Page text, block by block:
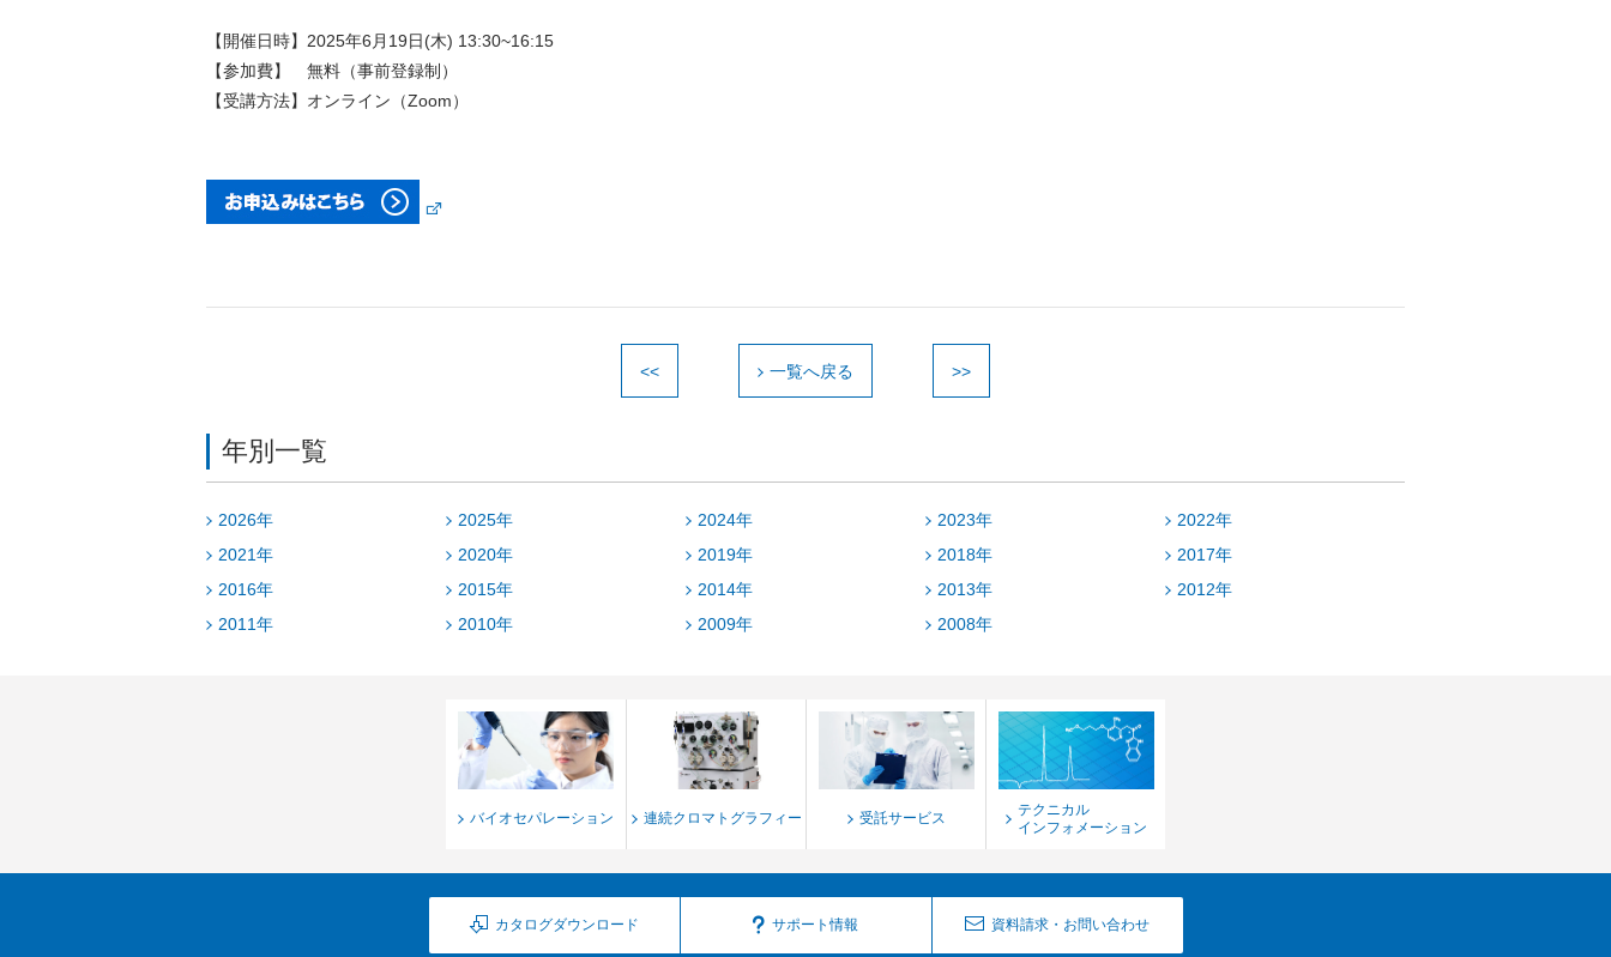
【開催日時】2025年6月19日(木) 13:30~16:15
【参加費】 無料（事前登録制）
【受講方法】オンライン（Zoom）
<< 一覧へ戻る >>
年別一覧
2026年 2025年 2024年 2023年
2022年
2021年
2020年 2019年 2018年
2017年
2016年
2015年 2014年 2013年
2012年
2011年
2010年 2009年 2008年
バイオセパレーション 連続クロマトグラフィー 受託サービス
テクニカル
インフォメーション
カタログダウンロード サポート情報 資料請求・お問い合わせ